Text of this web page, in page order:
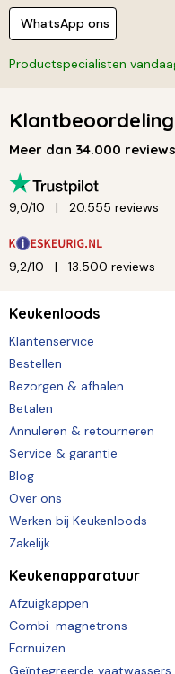
WhatsApp ons
Productspecialisten
Klantbeoordeling
Meer dan 34.000 reviews
9,0/10 20.555 reviews
9,2/10 13.500 reviews
Keukenloods
Klantenservice
Bestellen
Bezorgen & afhalen
Betalen
Annuleren & retourneren
Service & garantie
Blog
Over ons
Werken bij Keukenloods
Zakelijk
Keukenapparatuur
Afzuigkappen
Combi-magnetrons
Fornuizen
Geïntegreerde vaatwassers